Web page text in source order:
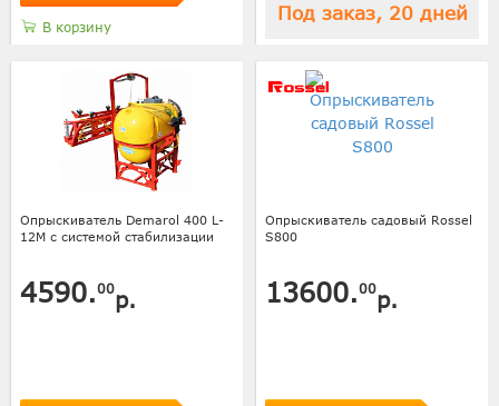
В корзину
Под заказ, 20 дней
Опрыскиватель Demarol 400 L-
12M с системой стабилизации
4590.00р.
Опрыскиватель садовый Rossel
S800
13600.00р.